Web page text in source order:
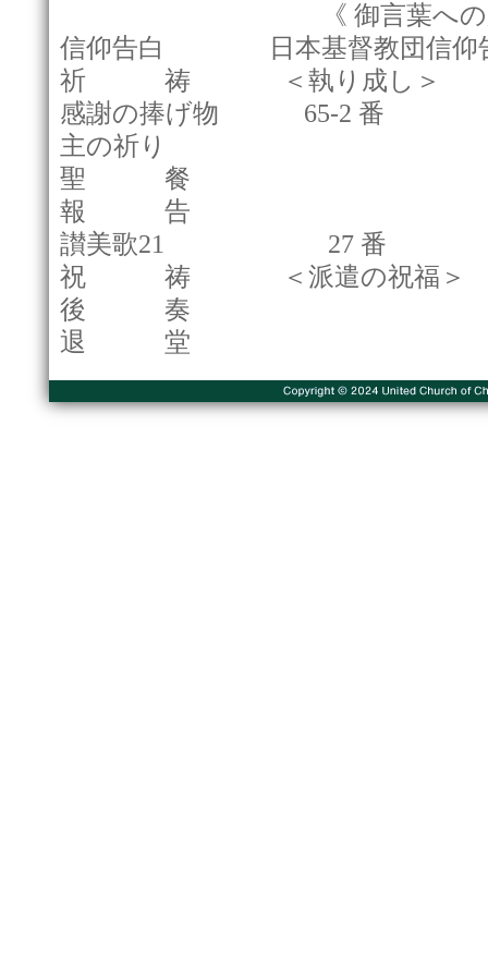
《 御言葉への応
信仰告白 日本基督教団信
祈 祷 ＜執り成し＞
感謝の捧げ物 65-2 番
主の祈り
聖 餐
報 告
讃美歌21 27 番
祝 祷 ＜派遣の祝福＞
後 奏
退 堂